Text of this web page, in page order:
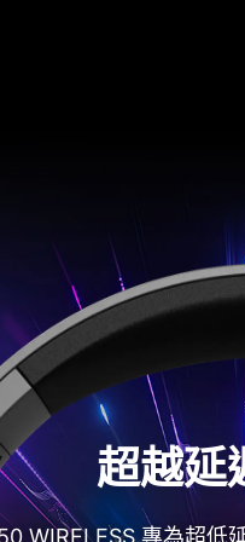
超越延
WIRELESS 專為超低